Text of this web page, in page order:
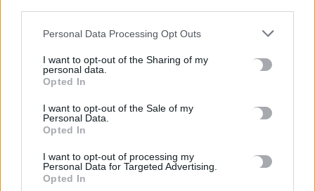
Personal Data Processing Opt Outs
I want to opt-out of the Sharing of my
personal data.
Opted In
I want to opt-out of the Sale of my
Personal Data.
Opted In
I want to opt-out of processing my
Personal Data for Targeted Advertising.
Opted In
Προθεσμία για να απολογηθεί την Τρίτη έλαβε η 46χρονη που
κατηγορείται για την επίθεση στη Marfin
Τροχαίο στις Σέρρες: Βίντεο σοκ από τη στιγμή της σφοδρής
σύγκρουσης του αυτοκινήτου με φορτηγό -Νεκροί μητέρα και
7 Αυγούστου, 2026